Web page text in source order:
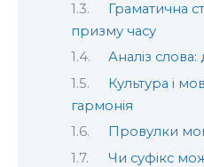
Граматична
призму часу
Аналіз слова:
Культура і
гармонія
Провулки
Чи суфікс